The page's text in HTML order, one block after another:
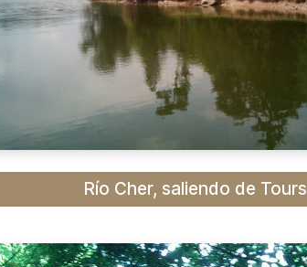
Río Cher, saliendo de Tours